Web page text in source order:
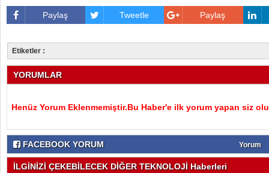
Paylaş Tweetle Paylaş
Etiketler :
YORUMLAR
Henüz Yorum Eklenmemiştir.Bu Haber'e ilk yorum yapan siz
FACEBOOK YORUM Yorum
İLGİNİZİ ÇEKEBİLECEK DİĞER TEKNOLOJİ Haberleri